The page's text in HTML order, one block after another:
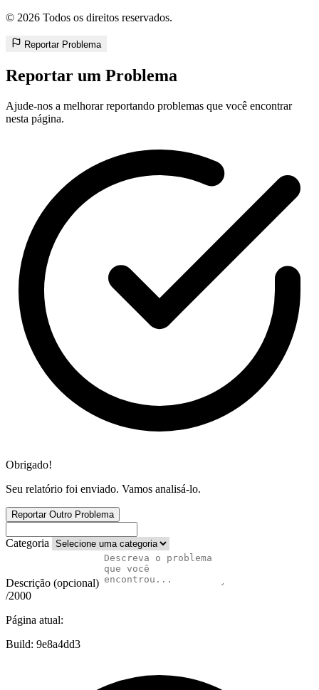
© 2026 Todos os direitos reservados.
Reportar Problema
Reportar um Problema
Ajude-nos a melhorar reportando problemas que você encontrar
nesta página.
Obrigado!
Seu relatório foi enviado. Vamos analisá-lo.
Reportar Outro Problema
Categoria
Descrição (opcional)
/2000
Página atual:
Build: 9e8a4dd3